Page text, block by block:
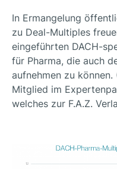
In Ermangelung
zu Deal-Multiples
eingeführten DACH-
für Pharma, die auch
aufnehmen zu
Mitglied im
welches zur F.A.Z.